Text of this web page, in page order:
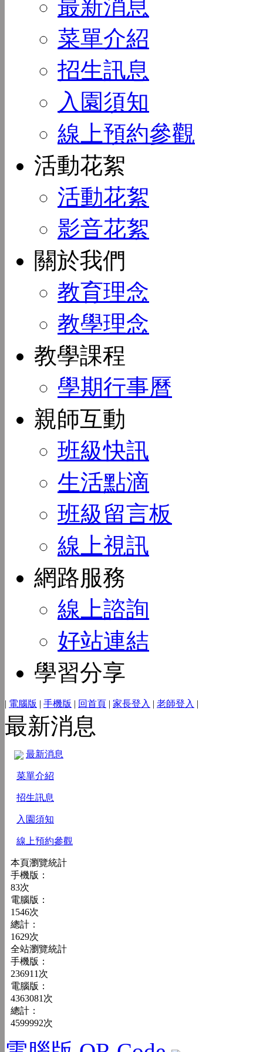
最新消息
菜單介紹
招生訊息
入園須知
線上預約參觀
活動花絮
活動花絮
影音花絮
關於我們
教育理念
教學理念
教學課程
學期行事曆
親師互動
班級快訊
生活點滴
班級留言板
線上視訊
網路服務
線上諮詢
好站連結
學習分享
| 電腦版 | 手機版 | 回首頁 | 家長登入 | 老師登入 |
最新消息
最新消息
菜單介紹
招生訊息
入園須知
線上預約參觀
本頁瀏覽統計
手機版：
83次
電腦版：
1546次
總計：
1629次
全站瀏覽統計
手機版：
236911 次
電腦版：
4363081 次
總計：
4599992次